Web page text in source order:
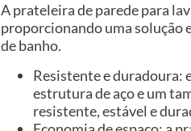
A prateleira de parede para
proporcionando uma solução
de banho.
Resistente e duradoura:
estrutura de aço e um
resistente, estável e